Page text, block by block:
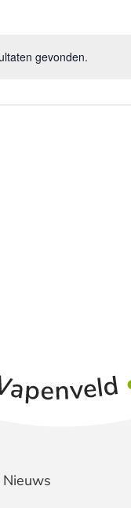
gevonden.
Nieuws